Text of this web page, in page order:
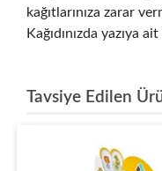
kağıtlarınıza zarar
Kağıdınızda yazıya
Tavsiye Edilen